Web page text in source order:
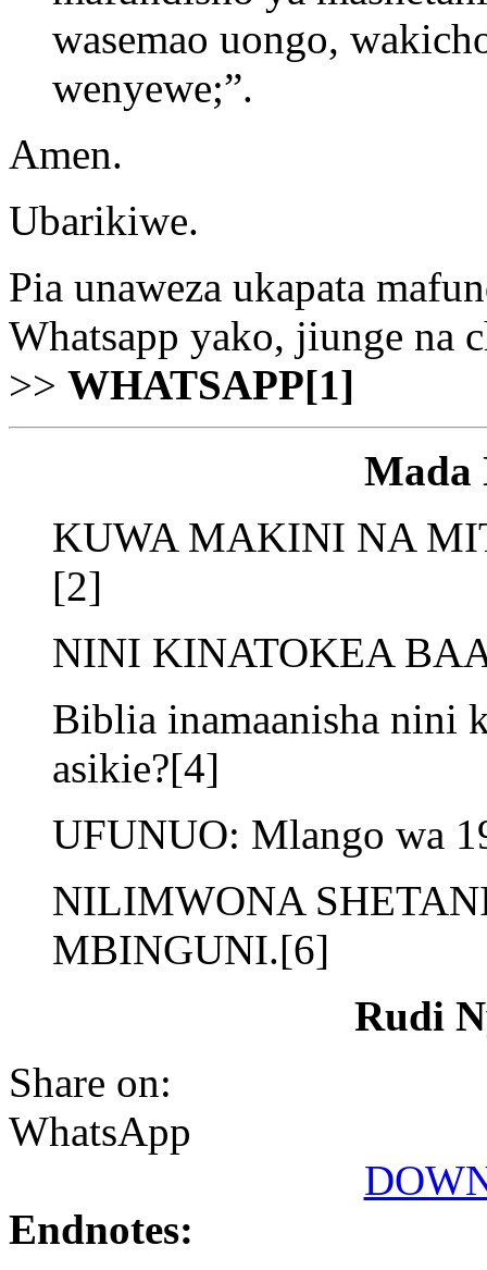
wasemao uongo,
wenyewe;”.
Amen.
Ubarikiwe.
Pia unaweza ukapata
Whatsapp yako, jiunge na
>> WHATSAPP[1]
Mada
KUWA MAKINI NA
[2]
NINI KINATOKEA
Biblia inamaanisha nini
asikie?[4]
UFUNUO: Mlango wa
NILIMWONA
MBINGUNI.[6]
Rudi
Share on:
WhatsApp
Endnotes: